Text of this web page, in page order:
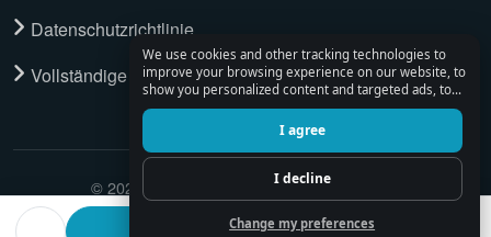
We use cookies and other tracking technologies to
improve your browsing experience on our website, to
show you personalized content and targeted ads, to
analyze our website traffic, and to understand where
our visitors are coming from.
I agree
I decline
Change my preferences
Find a ferrata partner
Datenschutzrichtlinie
Vollständige Tour ansehen
© 2026 Climbing Place. All Rights Reserved.